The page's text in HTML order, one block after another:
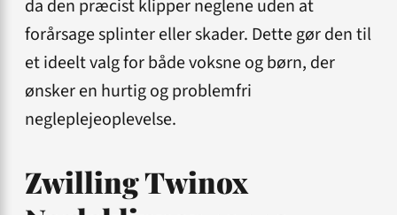
da den præcist klipper neglene uden at
forårsage splinter eller skader. Dette gør den til
et ideelt valg for både voksne og børn, der
ønsker en hurtig og problemfri
negleplejeoplevelse.
Zwilling Twinox